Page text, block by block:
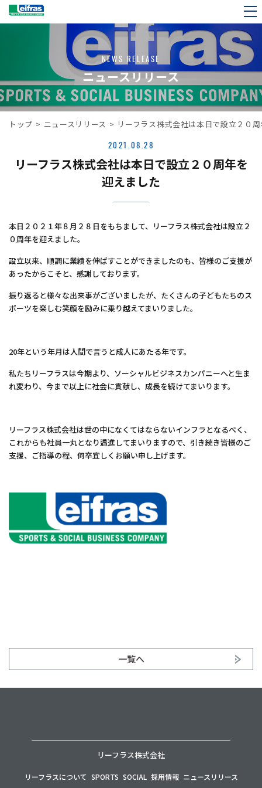
NEWS RELEASE
ニュースリリース
トップ > ニュースリリース > リーフラス株式会社は本日で設立２０
2021.08.28
リーフラス株式会社は本日で設立２０周年を
迎えました
本日２０２１年８月２８日をもちまして、リーフラス株式会社は設立２
０周年を迎えました。
設立以来、順調に業績を伸ばすことができましたのも、皆様のご支援が
あったからこそと、感謝しております。
振り返ると様々な出来事がございましたが、たくさんの子どもたちのス
ポーツを楽しむ笑顔を励みに乗り越えてまいりました。
20年という年月は人間で言うと成人にあたる年です。
私たちリーフラスは今期より、ソーシャルビジネスカンパニーへと生ま
れ変わり、今まで以上に社会に貢献し、成長を続けてまいります。
リーフラス株式会社は世の中になくてはならないインフラとなるべく、
これからも社員一丸となり邁進してまいりますので、引き続き皆様のご
支援、ご指導の程、何卒宜しくお願い申し上げます。
一覧へ
リーフラス株式会社
リーフラスについて SPORTS SOCIAL 採用情報 ニュースリリース